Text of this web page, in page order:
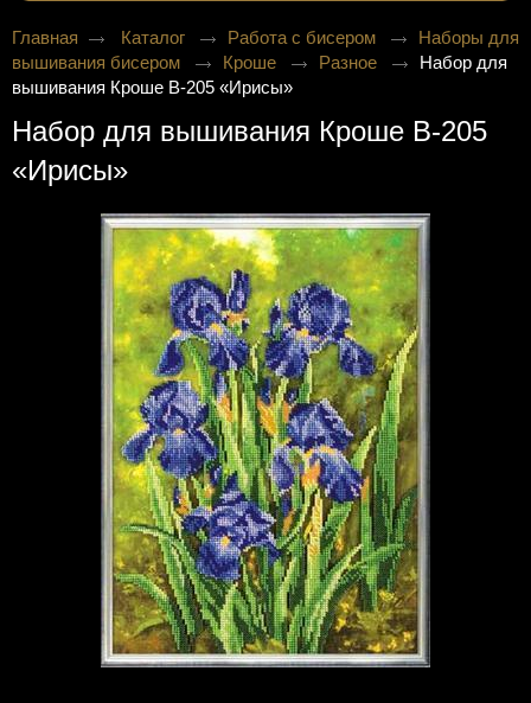
Главная Каталог Работа с бисером
Наборы для
вышивания бисером
Кроше Разное
Набор для
вышивания Кроше В-205 «Ирисы»
Набор для вышивания Кроше В-205
«Ирисы»